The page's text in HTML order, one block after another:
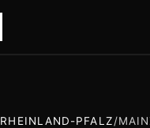
RHEINLAND-PFALZ/